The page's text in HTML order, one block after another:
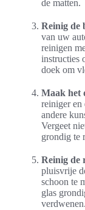
de matten.
Reinig de
van uw
reinigen
instructies
doek om
Maak het
reiniger en
andere
Vergeet
grondig te
Reinig de
pluisvrije
schoon te
glas
verdwenen.